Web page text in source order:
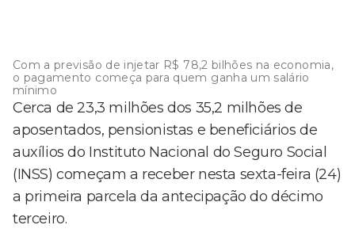
Com a previsão de injetar R$ 78,2 bilhões na economia,
o pagamento começa para quem ganha um salário
mínimo
Cerca de 23,3 milhões dos 35,2 milhões de
aposentados, pensionistas e beneficiários de
auxílios do Instituto Nacional do Seguro Social
(INSS) começam a receber nesta sexta-feira (24)
a primeira parcela da antecipação do décimo
terceiro.